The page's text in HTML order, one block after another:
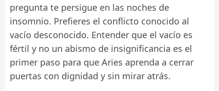
pregunta te persigue en las noches de
insomnio. Prefieres el conflicto conocido al
vacío desconocido. Entender que el vacío es
fértil y no un abismo de insignificancia es el
primer paso para que Aries aprenda a cerrar
puertas con dignidad y sin mirar atrás.